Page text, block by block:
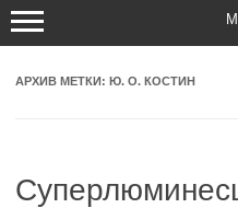
АРХИВ МЕТКИ: Ю. О. КОСТИН